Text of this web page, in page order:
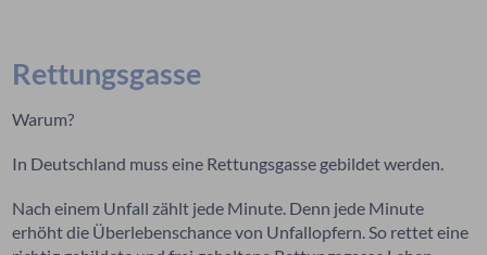
Rettungsgasse
Warum?
In Deutschland muss eine Rettungsgasse gebildet werden.
Nach einem Unfall zählt jede Minute. Denn jede Minute
erhöht die Überlebenschance von Unfallopfern. So rettet eine